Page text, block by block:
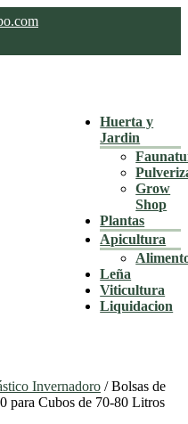
Huerta y
Jardin
Grow
Shop
Plantas
Apicultura
Leña
Viticultura
Liquidacion
Invernadoro / Bolsas de
para Cubos de 70-80 Litros